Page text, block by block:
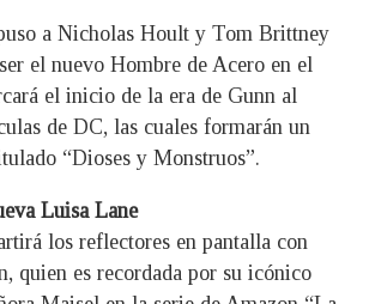
a Nicholas Hoult y Tom Brittney
el nuevo Hombre de Acero en el
el inicio de la era de Gunn al
de DC, las cuales formarán un
“Dioses y Monstruos”.
Luisa Lane
los reflectores en pantalla con
quien es recordada por su icónico